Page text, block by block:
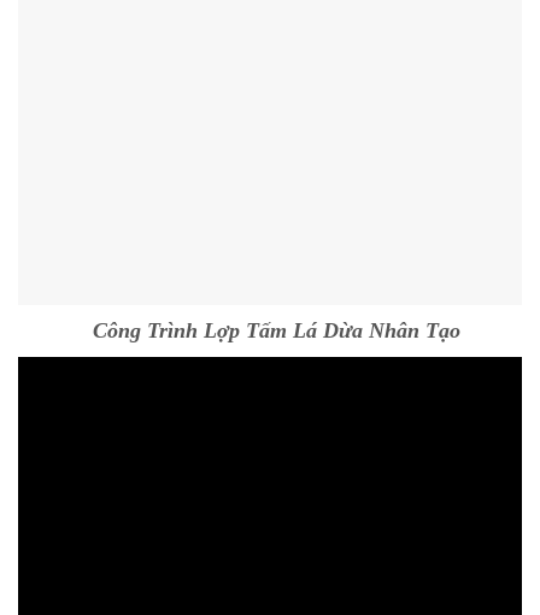
Công Trình Lợp Tấm Lá Dừa Nhân Tạo